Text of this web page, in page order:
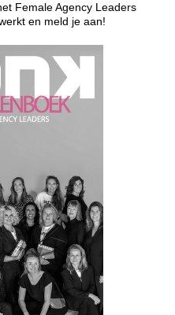
Female Agency Leaders
en meld je aan!